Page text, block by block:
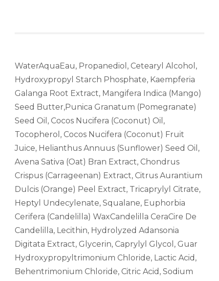
WaterAquaEau, Propanediol, Cetearyl Alcohol,
Hydroxypropyl Starch Phosphate, Kaempferia
Galanga Root Extract, Mangifera Indica (Mango)
Seed Butter,Punica Granatum (Pomegranate)
Seed Oil, Cocos Nucifera (Coconut) Oil,
Tocopherol, Cocos Nucifera (Coconut) Fruit
Juice, Helianthus Annuus (Sunflower) Seed Oil,
Avena Sativa (Oat) Bran Extract, Chondrus
Crispus (Carrageenan) Extract, Citrus Aurantium
Dulcis (Orange) Peel Extract, Tricaprylyl Citrate,
Heptyl Undecylenate, Squalane, Euphorbia
Cerifera (Candelilla) WaxCandelilla CeraCire De
Candelilla, Lecithin, Hydrolyzed Adansonia
Digitata Extract, Glycerin, Caprylyl Glycol, Guar
Hydroxypropyltrimonium Chloride, Lactic Acid,
Behentrimonium Chloride, Citric Acid, Sodium